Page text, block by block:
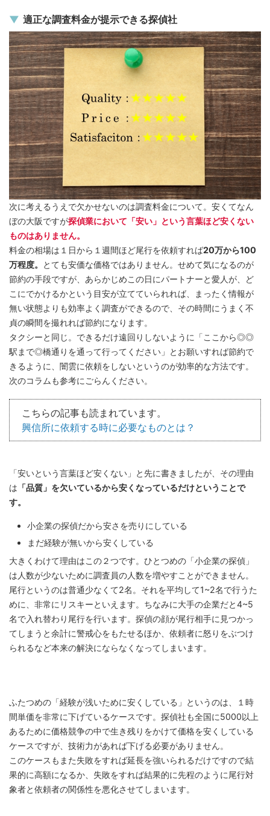
適正な調査料金が提示できる探偵社
次に考えるうえで欠かせないのは調査料金について。安くてなん
ぼの大阪ですが探偵業において「安い」という言葉ほど安くない
ものはありません。
料金の相場は１日から１週間ほど尾行を依頼すれば20万から100
万程度。
とても安価な価格ではありません。せめて気になるのが
節約の手段ですが、あらかじめこの日にパートナーと愛人が、ど
こにでかけるかという目安が立てていられれば、まったく情報が
無い状態よりも効率よく調査ができるので、その時間にうまく不
貞の瞬間を撮れれば節約になります。
タクシーと同じ。できるだけ遠回りしないように「ここから◎◎
駅まで◎橋通りを通って行ってください」とお願いすれば節約で
きるように、闇雲に依頼をしないというのが効率的な方法です。
次のコラムも参考にごらんください。
こちらの記事も読まれています。
興信所に依頼する時に必要なものとは？
「安いという言葉ほど安くない」と先に書きましたが、その理由
は 「品質」を欠いているから安くなっているだけということで
す。
小企業の探偵だから安さを売りにしている
まだ経験が無いから安くしている
大きくわけて理由はこの２つです。ひとつめの「小企業の探偵」
は人数が少ないために調査員の人数を増やすことができません。
尾行というのは普通少なくて2名。それを平均して1~2名で行うた
めに、非常にリスキーといえます。ちなみに大手の企業だと4~5
名で入れ替わり尾行を行います。探偵の顔が尾行相手に見つかっ
てしまうと余計に警戒心をもたせるほか、依頼者に怒りをぶつけ
られるなど本来の解決にならなくなってしまいます。
ふたつめの「経験が浅いために安くしている」というのは、１時
間単価を非常に下げているケースです。探偵社も全国に5000以上
あるために価格競争の中で生き残りをかけて価格を安くしている
ケースですが、技術力があれば下げる必要がありません。
このケースもまた失敗をすれば延長を強いられるだけですので結
果的に高額になるか、失敗をすれば結果的に先程のように尾行対
象者と依頼者の関係性を悪化させてしまいます。